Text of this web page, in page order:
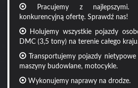
Pracujemy z najlepszymi.
konkurencyjną ofertę. Sprawdź nas!
Holujemy wszystkie pojazdy
DMC (3,5 tony) na terenie całego
Transportujemy pojazdy
maszyny budowlane, motocykle.
Wykonujemy naprawy na drodze.